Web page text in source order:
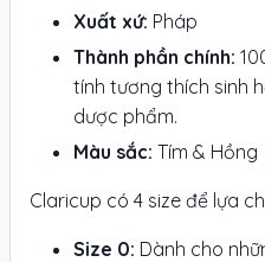
Xuất xứ: Pháp
Thành phần chính:
tính tương thích sinh
dược phẩm.
Màu sắc: Tím & Hồng
Claricup có 4 size để lựa
Size 0: Dành cho